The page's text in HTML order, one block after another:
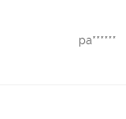
pa******